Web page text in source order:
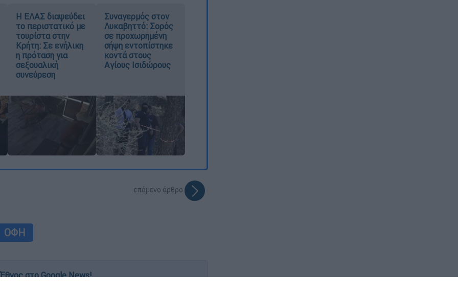
Η ΕΛΑΣ διαψεύδει
το περιστατικό με
τουρίστα στην
Κρήτη: Σε ενήλικη
η πρόταση για
σεξουαλική
συνεύρεση
Συναγερμός στον
Λυκαβηττό: Σορός
σε προχωρημένη
σήψη εντοπίστηκε
κοντά στους
Αγίους Ισιδώρους
επόμενο άρθρο
ΟΦΗ
στο Google News!